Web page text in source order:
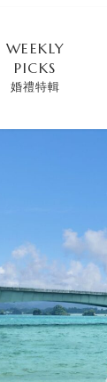
WEEKLY
PICKS
婚禮特輯